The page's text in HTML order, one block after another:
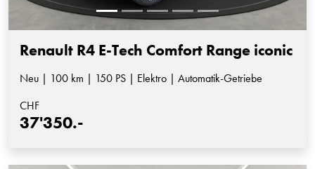
Renault R4 E-Tech Comfort Range iconic
Neu | 100 km | 150 PS | Elektro | Automatik-Getriebe
CHF
37'350.-